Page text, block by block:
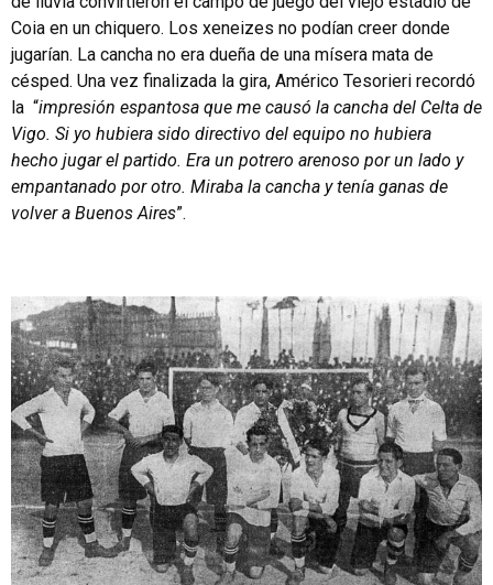
Coia en un chiquero. Los xeneizes no podían creer donde
jugarían. La cancha no era dueña de una mísera mata de
césped. Una vez finalizada la gira, Américo Tesorieri recordó
la “impresión espantosa que me causó la cancha del Celta de
Vigo. Si yo hubiera sido directivo del equipo no hubiera
hecho jugar el partido. Era un potrero arenoso por un lado y
empantanado por otro. Miraba la cancha y tenía ganas de
volver a Buenos Aires”.